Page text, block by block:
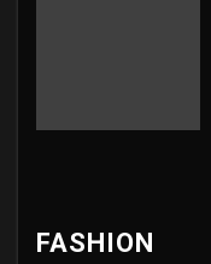
FASHION